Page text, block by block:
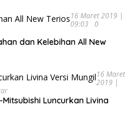
16 Maret 2019 |
09:03
0
dan Kelebihan All New
16 Maret
2019 |
Mitsubishi Luncurkan Livina